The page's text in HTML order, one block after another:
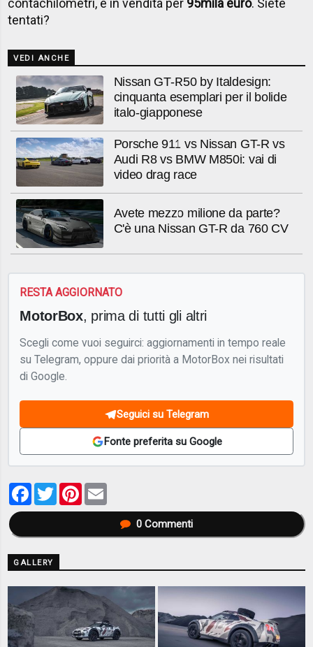
tentati?
VEDI ANCHE
Nissan GT-R50 by Italdesign:
cinquanta esemplari per il bolide
italo-giapponese
Porsche 911 vs Nissan GT-R vs
Audi R8 vs BMW M850i: vai di
video drag race
Avete mezzo milione da parte?
C'è una Nissan GT-R da 760 CV
RESTA AGGIORNATO
MotorBox, prima di tutti gli altri
Scegli come vuoi seguirci: aggiornamenti in tempo reale
su Telegram, oppure dai priorità a MotorBox nei risultati
di Google.
Seguici su Telegram
Fonte preferita su Google
Facebook
TwitterPinterest
0Commenti
GALLERY